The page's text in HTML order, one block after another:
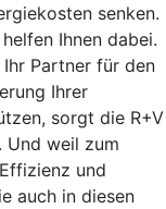
senken.
Ihnen dabei.
Partner für den
Ihrer
sorgt die R+V
Und weil zum
und
auch in diesen